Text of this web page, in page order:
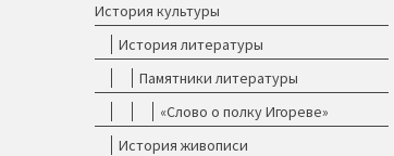
История культуры
История литературы
Памятники литературы
«Слово о полку Игореве»
История живописи